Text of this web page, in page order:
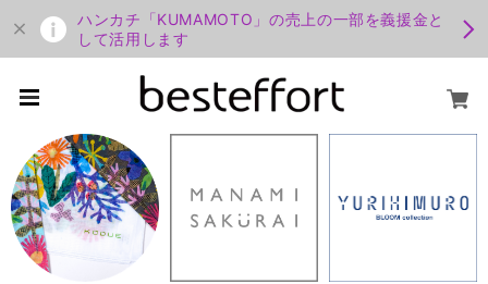
ハンカチ「KUMAMOTO」の売上の一部を義援金と
して活用します